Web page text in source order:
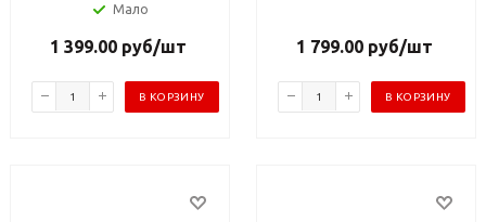
Мало
1 399.00 руб/шт
В КОРЗИНУ
1 799.00 руб/шт
В КОРЗИНУ